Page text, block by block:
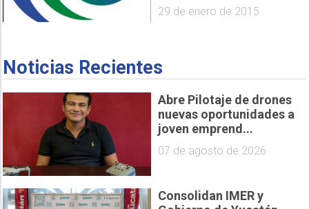
29 de enero de 2015
Noticias Recientes
Abre Pilotaje de drones
nuevas oportunidades a
joven emprend...
07 de agosto de 2026
Consolidan IMER y